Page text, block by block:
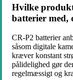
Hvilke
batterier med,
CR-P2 batterier
såsom digitale
kræver konstant
pålidelighed gør
regelmæssigt og